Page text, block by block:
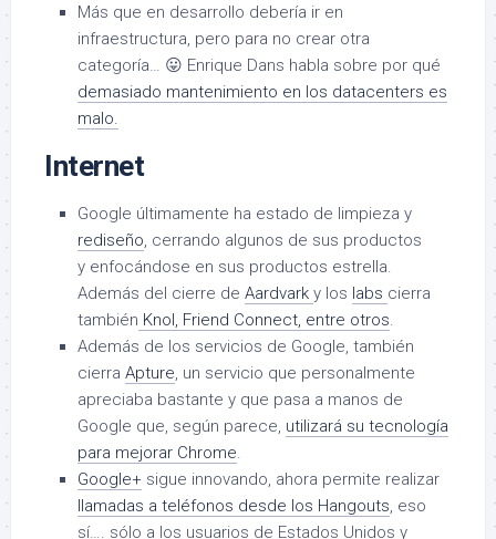
Más que en desarrollo debería ir en
infraestructura, pero para no crear otra
categoría… 😛 Enrique Dans habla sobre por qué
demasiado mantenimiento en los datacenters es
malo.
Internet
Google últimamente ha estado de limpieza y
rediseño, cerrando algunos de sus productos
y enfocándose en sus productos estrella.
Además del cierre de Aardvark y los labs cierra
también Knol, Friend Connect, entre otros.
Además de los servicios de Google, también
cierra Apture, un servicio que personalmente
apreciaba bastante y que pasa a manos de
Google que, según parece, utilizará su tecnología
para mejorar Chrome.
Google+ sigue innovando, ahora permite realizar
llamadas a teléfonos desde los Hangouts, eso
sí…. sólo a los usuarios de Estados Unidos y